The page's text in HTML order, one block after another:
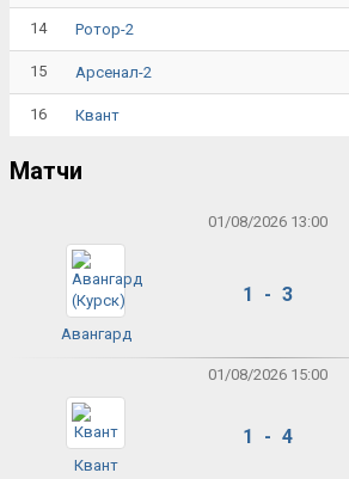
14 Ротор-2
15 Арсенал-2
16 Квант
Матчи
01/08/2026 13:00
Авангард
1 - 3
01/08/2026 15:00
Квант
1 - 4